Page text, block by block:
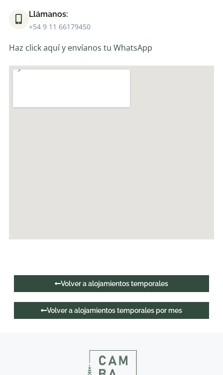
Llámanos:
+54 9 11 66179450
Haz click aquí y envíanos tu WhatsApp
Volver a alojamientos temporales
Volver a alojamientos temporales por mes